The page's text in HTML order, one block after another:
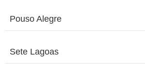
Pouso Alegre
Sete Lagoas